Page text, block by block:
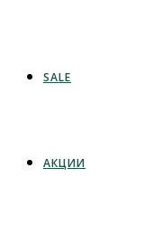
SALE
АКЦИИ